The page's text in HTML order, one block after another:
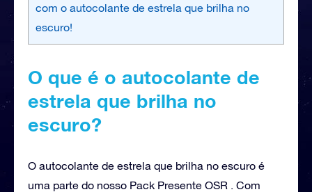
com o autocolante de estrela que brilha no
escuro!
O que é o autocolante de
estrela que brilha no
escuro?
O autocolante de estrela que brilha no escuro é
uma parte do nosso Pack Presente OSR . Com